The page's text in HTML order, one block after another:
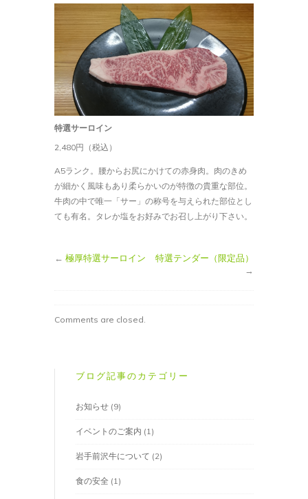
ー
ロ
イ
ン
は
特選サーロイン
2,480円（税込）
A5ランク。腰からお尻にかけての赤身肉。肉のきめ
が細かく風味もあり柔らかいのが特徴の貴重な部位。
牛肉の中で唯一「サー」の称号を与えられた部位とし
ても有名。タレか塩をお好みでお召し上がり下さい。
← 極厚特選サーロイン
特選テンダー（限定品）
→
Comments are closed.
ブログ記事のカテゴリー
お知らせ (9)
イベントのご案内 (1)
岩手前沢牛について (2)
食の安全 (1)